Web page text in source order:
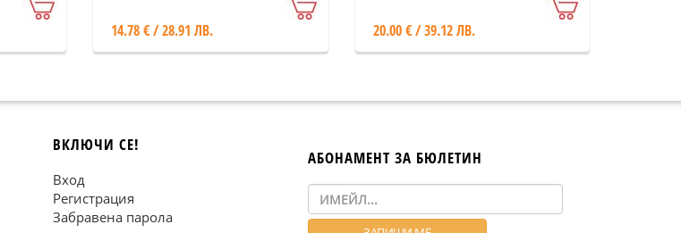
14.78 € / 28.91 ЛВ. 20.00 € / 39.12 ЛВ.
ВКЛЮЧИ СЕ!
Вход
Регистрация
Забравена парола
АБОНАМЕНТ ЗА БЮЛЕТИН